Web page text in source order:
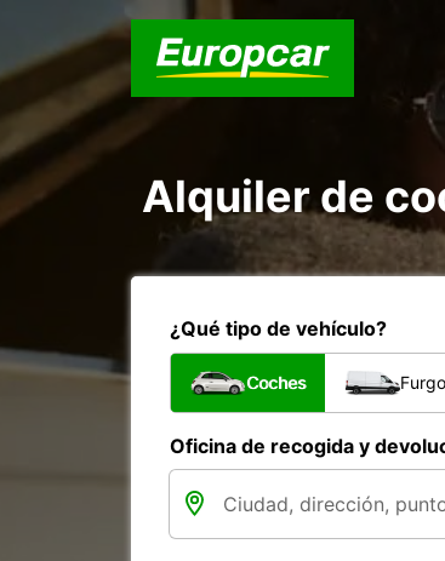
Alquiler de
¿Qué tipo de vehículo?
Coches
Oficina de recogida y